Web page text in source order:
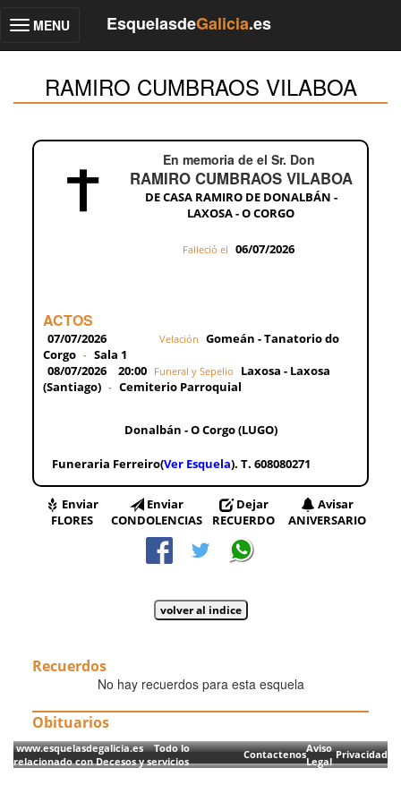
Toggle
MENU EsquelasdeGalicia.es
RAMIRO CUMBRAOS VILABOA
En memoria de el Sr. Don
RAMIRO CUMBRAOS VILABOA
DE CASA RAMIRO DE DONALBÁN -
LAXOSA - O CORGO
Falleció el 06/07/2026
ACTOS
07/07/2026 Velación Gomeán - Tanatorio do
Corgo - Sala 1
08/07/2026
20:00 Funeral y Sepelio
Laxosa - Laxosa
(Santiago) - Cemiterio Parroquial
Donalbán - O Corgo (LUGO)
Funeraria Ferreiro(Ver Esquela). T. 608080271
Enviar
FLORES
Enviar
CONDOLENCIAS
Dejar
RECUERDO
Avisar
ANIVERSARIO
Recuerdos
No hay recuerdos para esta esquela
Obituarios
www.esquelasdegalicia.es Todo lo
relacionado con Decesos y servicios
ContactenosAviso
Legal
Privacidad